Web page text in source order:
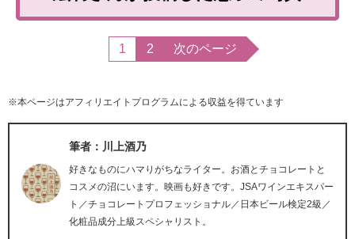
1 2 次のページ
※本ページはアフィリエイトプログラムによる収益を得ています
筆者：川上酒乃
好きなものにハマりがちなライター。お酒とチョコレートと
コスメの沼にいます。映画も好きです。JSAワインエキスパー
ト／チョコレートプロフェッショナル／日本ビール検定2級／
化粧品成分上級スペシャリスト。